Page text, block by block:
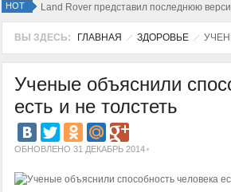
HOT Land Rover представил последнюю
ВЫ ЗДЕСЬ: ГЛАВНАЯ ЗДОРОВЬЕ
Ученые объяснили
есть и не толстеть
ОБНОВЛЕНО 31 ДЕКАБРЬ 2014